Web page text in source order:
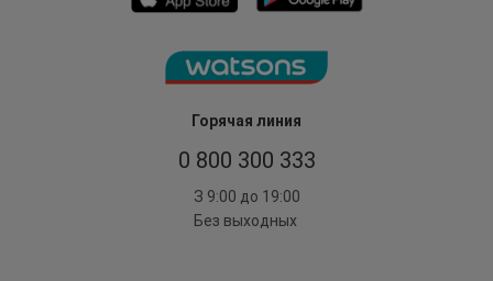
Горячая линия
0 800 300 333
З 9:00 до 19:00
Без выходных